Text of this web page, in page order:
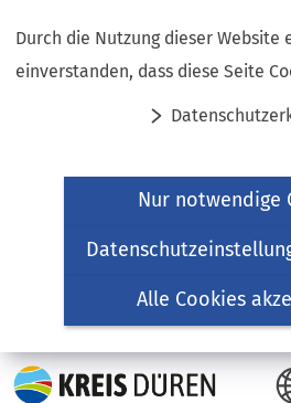
Durch die Nutzung dieser
einverstanden, dass diese Seite
Nur notwendige
Alle Cookies
Inhalt anspringen